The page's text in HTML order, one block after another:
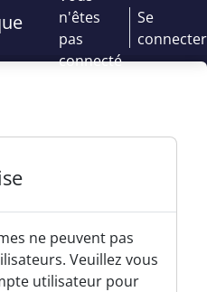
n'êtes
pas
connecté
Se
connecter
ne peuvent pas
Veuillez vous
utilisateur pour